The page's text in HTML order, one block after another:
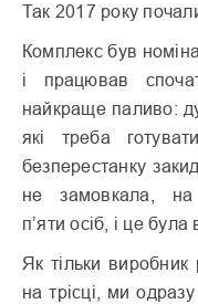
Так 2017 року
Комплекс був
і працював
найкраще паливо:
які треба
безперестанку
не замовкала,
п’яти осіб, і це
Як тільки
на трісці, ми